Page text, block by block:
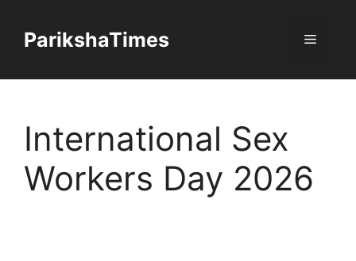
contentParikshaTimes Menu
International Sex
Workers Day 2026